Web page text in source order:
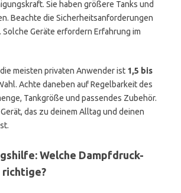
Sie haben größere Tanks und
Beachte die Sicherheitsanforderungen
Solche Geräte erfordern Erfahrung im
meisten privaten Anwender ist 1,5 bis
Achte daneben auf Regelbarkeit des
Tankgröße und passendes Zubehör.
das zu deinem Alltag und deinen
Welche Dampfdruck-